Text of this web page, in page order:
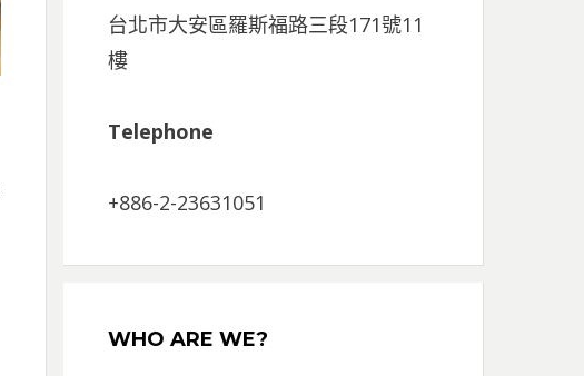
台北市大安區羅斯福路三段171號11
樓
Telephone
+886-2-23631051
WHO ARE WE?